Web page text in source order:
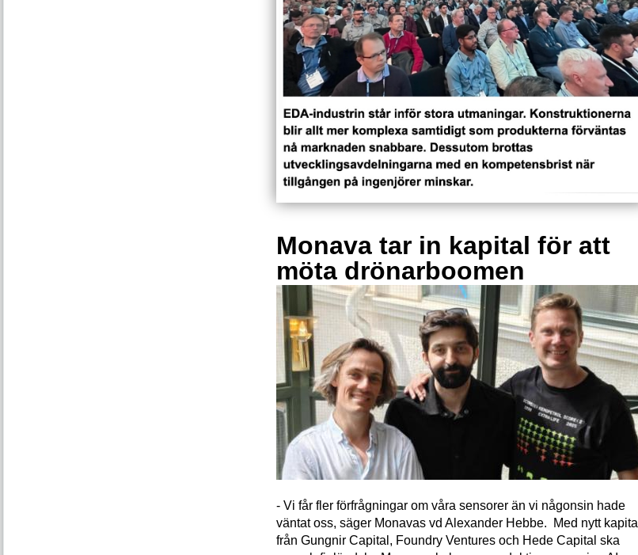
Monava tar in kapital för att
möta drönarboomen
- Vi får fler förfrågningar om våra sensorer än vi någonsin hade
väntat oss, säger Monavas vd Alexander Hebbe. Med nytt kapital
från Gungnir Capital, Foundry Ventures och Hede Capital ska